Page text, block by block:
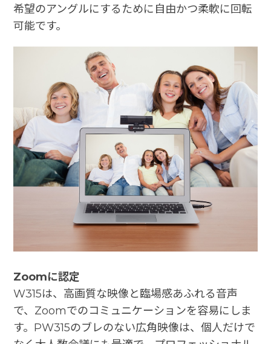
希望のアングルにするために自由かつ柔軟に回転
可能です。
Zoomに認定
W315は、高画質な映像と臨場感あふれる音声
で、Zoomでのコミュニケーションを容易にしま
す。PW315のブレのない広角映像は、個人だけで